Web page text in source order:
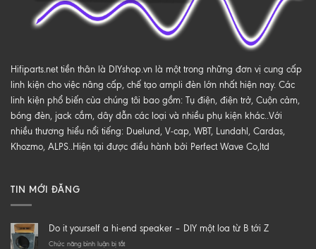
Hifiparts.net tiền thân là DIYshop.vn là một trong những đơn vị cung cấp
linh kiện cho việc nâng cấp, chế tạo ampli đèn lớn nhất hiện nay. Các
linh kiện phổ biến của chúng tôi bao gồm: Tụ điện, điện trở, Cuộn cảm,
bóng đèn, jack cắm, dây dẫn các loại và nhiều phụ kiện khác..Với
nhiều thương hiểu nổi tiếng: Duelund, V-cap, WBT, Lundahl, Cardas,
Khozmo, ALPS..Hiện tại được điều hành bởi Perfect Wave Co,ltd
TIN MỚI ĐĂNG
Do it yourself a hi-end speaker – DIY một loa từ B tới Z
Chức năng bình luận bị tắtở